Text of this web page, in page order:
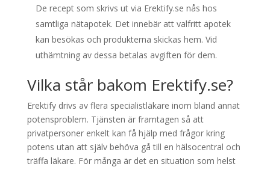
De recept som skrivs ut via Erektify.se nås hos
samtliga nätapotek. Det innebär att valfritt apotek
kan besökas och produkterna skickas hem. Vid
uthämtning av dessa betalas avgiften för dem.
Vilka står bakom Erektify.se?
Erektify drivs av flera specialistläkare inom bland annat
potensproblem. Tjänsten är framtagen så att
privatpersoner enkelt kan få hjälp med frågor kring
potens utan att själv behöva gå till en hälsocentral och
träffa läkare. För många är det en situation som helst